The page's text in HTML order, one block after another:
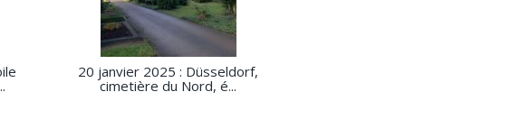
20 janvier 2025 : Düsseldorf,
cimetière du Nord, é...